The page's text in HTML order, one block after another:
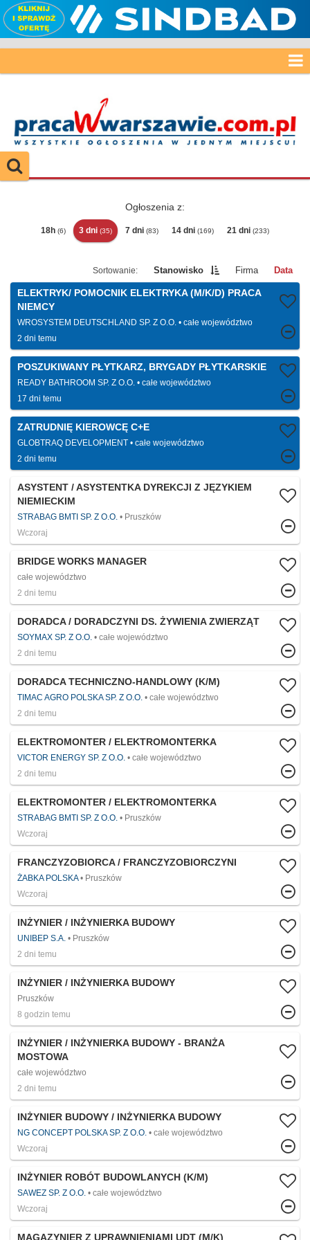
Ogłoszenia z:
18h (6) 3 dni (35) 7 dni (83) 14 dni (169) 21 dni (233)
Stanowisko Firma Data
ELEKTRYK/ POMOCNIK ELEKTRYKA (M/K/D) PRACA
NIEMCY
WROSYSTEM DEUTSCHLAND SP. Z O.O.
całe województwo
2 dni temu
POSZUKIWANY PŁYTKARZ, BRYGADY PŁYTKARSKIE
READY BATHROOM SP. Z O.O.
całe województwo
17 dni temu
ZATRUDNIĘ KIEROWCĘ C+E
GLOBTRAQ DEVELOPMENT
całe województwo
2 dni temu
ASYSTENT / ASYSTENTKA DYREKCJI Z JĘZYKIEM
NIEMIECKIM
STRABAG BMTI SP. Z O.O.
Pruszków
Wczoraj
BRIDGE WORKS MANAGER
całe województwo
2 dni temu
DORADCA / DORADCZYNI DS. ŻYWIENIA ZWIERZĄT
SOYMAX SP. Z O.O.
całe województwo
2 dni temu
DORADCA TECHNICZNO-HANDLOWY (K/M)
TIMAC AGRO POLSKA SP. Z O.O.
całe województwo
2 dni temu
ELEKTROMONTER / ELEKTROMONTERKA
VICTOR ENERGY SP. Z O.O.
całe województwo
2 dni temu
ELEKTROMONTER / ELEKTROMONTERKA
STRABAG BMTI SP. Z O.O.
Pruszków
Wczoraj
FRANCZYZOBIORCA / FRANCZYZOBIORCZYNI
ŻABKA POLSKA
Pruszków
Wczoraj
INŻYNIER / INŻYNIERKA BUDOWY
UNIBEP S.A.
Pruszków
2 dni temu
INŻYNIER / INŻYNIERKA BUDOWY
Pruszków
8 godzin temu
INŻYNIER / INŻYNIERKA BUDOWY - BRANŻA
MOSTOWA
całe województwo
2 dni temu
INŻYNIER BUDOWY / INŻYNIERKA BUDOWY
NG CONCEPT POLSKA SP. Z O.O.
całe województwo
Wczoraj
INŻYNIER ROBÓT BUDOWLANYCH (K/M)
SAWEZ SP. Z O.O.
całe województwo
Wczoraj
MAGAZYNIER Z UPRAWNIENIAMI UDT (M/K)